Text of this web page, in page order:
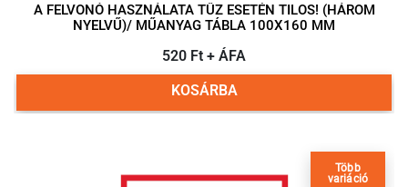
A FELVONÓ HASZNÁLATA TŰZ ESETÉN TILOS! (HÁROM
NYELVŰ)/ MŰANYAG TÁBLA 100X160 MM
520 Ft + ÁFA
KOSÁRBA
Több
variáció